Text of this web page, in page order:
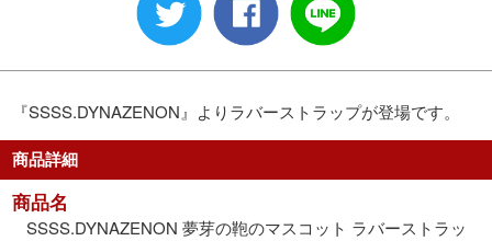
『SSSS.DYNAZENON』よりラバーストラップが登場です。
商品詳細
商品名
SSSS.DYNAZENON 夢芽の鞄のマスコット ラバーストラッ